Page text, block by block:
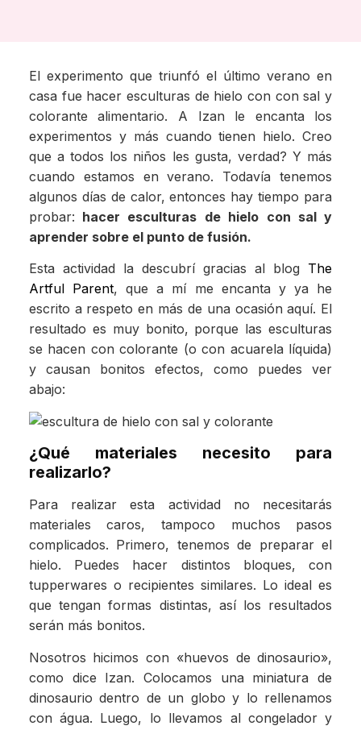
El experimento que triunfó el último verano en
casa fue hacer esculturas de hielo con con sal y
colorante alimentario. A Izan le encanta los
experimentos y más cuando tienen hielo. Creo
que a todos los niños les gusta, verdad? Y más
cuando estamos en verano. Todavía tenemos
algunos días de calor, entonces hay tiempo para
probar: hacer esculturas de hielo con sal y
aprender sobre el punto de fusión.
Esta actividad la descubrí gracias al blog The
Artful Parent, que a mí me encanta y ya he
escrito a respeto en más de una ocasión aquí. El
resultado es muy bonito, porque las esculturas
se hacen con colorante (o con acuarela líquida)
y causan bonitos efectos, como puedes ver
abajo:
¿Qué materiales necesito para
realizarlo?
Para realizar esta actividad no necesitarás
materiales caros, tampoco muchos pasos
complicados. Primero, tenemos de preparar el
hielo. Puedes hacer distintos bloques, con
tupperwares o recipientes similares. Lo ideal es
que tengan formas distintas, así los resultados
serán más bonitos.
Nosotros hicimos con «huevos de dinosaurio»,
como dice Izan. Colocamos una miniatura de
dinosaurio dentro de un globo y lo rellenamos
con água. Luego, lo llevamos al congelador y